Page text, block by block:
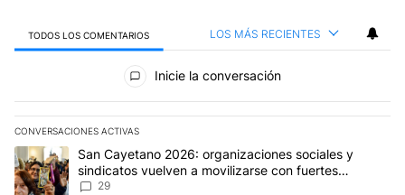
TODOS LOS COMENTARIOS LOS MÁS RECIENTES
Todos los comentarios
Inicie la conversación
CONVERSACIONES ACTIVAS
Este listado muestra los artículos con más comentarios en los
Un artículo de tendencia con el título "San Cayetano 2026:
San Cayetano 2026: organizaciones sociales y
sindicatos vuelven a movilizarse con fuertes
reclamos al Gobierno
29